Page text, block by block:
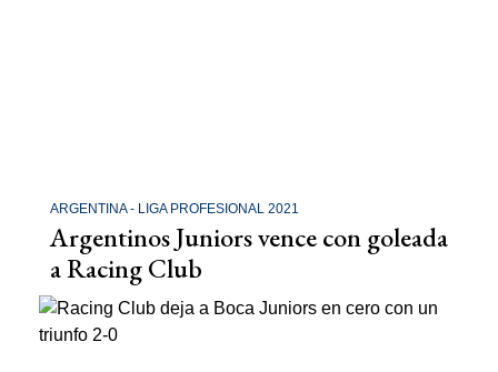
ARGENTINA - LIGA PROFESIONAL 2021
Argentinos Juniors vence con goleada
a Racing Club